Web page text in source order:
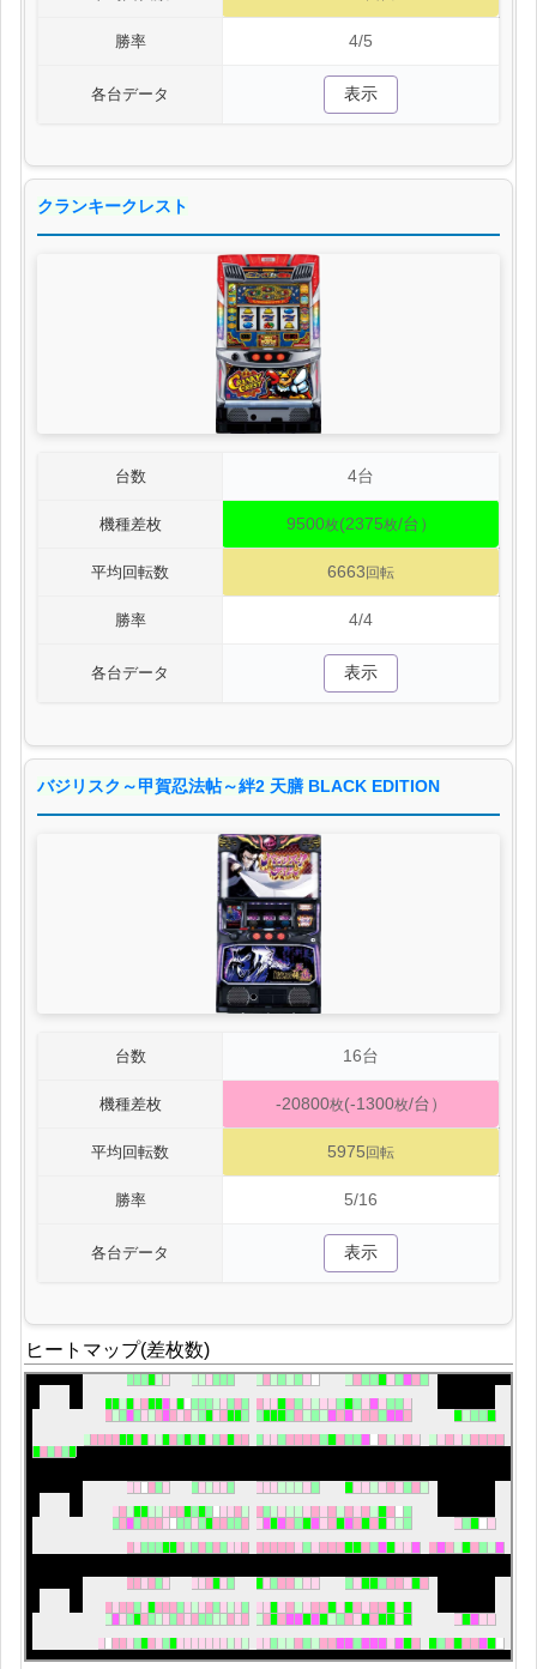
勝率 4/5
各台データ 表示
クランキークレスト
台数 4台
機種差枚 9500枚(2375枚/台）
平均回転数 6663 回転
勝率 4/4
各台データ 表示
バジリスク～甲賀忍法帖～絆2 天膳 BLACK EDITION
台数 16台
機種差枚 -20800枚(-1300枚/台）
平均回転数 5975回転
勝率 5/16
各台データ 表示
ヒートマップ(差枚数)